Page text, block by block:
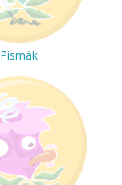
Písmák